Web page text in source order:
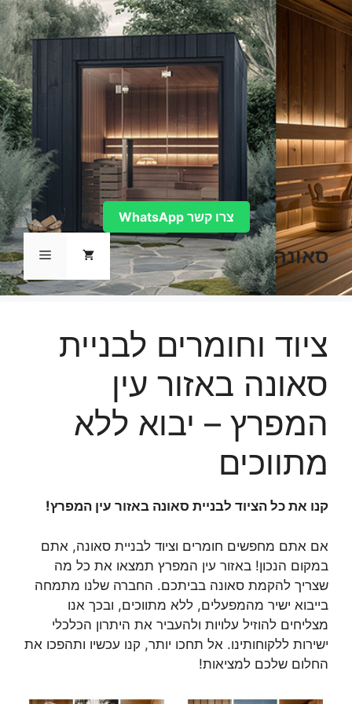
לדלג
לתוכן
סאונה תפריט
צרו קשר WhatsApp
ציוד וחומרים לבניית
סאונה באזור עין
המפרץ – יבוא ללא
מתווכים
קנו את כל הציוד לבניית סאונה באזור עין המפרץ!
אם אתם מחפשים חומרים וציוד לבניית סאונה, אתם
במקום הנכון! באזור עין המפרץ תמצאו את כל מה
שצריך להקמת סאונה בביתכם. החברה שלנו מתמחה
בייבוא ישיר מהמפעלים, ללא מתווכים, ובכך אנו
מצליחים להוזיל עלויות ולהעביר את היתרון הכלכלי
ישירות ללקוחותינו. אל תחכו יותר, קנו עכשיו ותהפכו את
החלום שלכם למציאות!